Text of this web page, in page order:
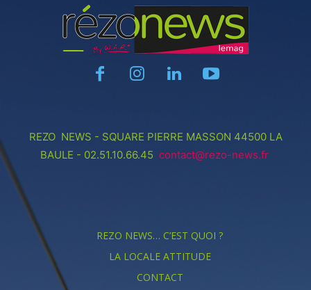
REZO NEWS - SQUARE PIERRE MASSON 44500 LA
BAULE - 02.51.10.66.45 contact@rezo-news.fr
REZO NEWS… C’EST QUOI ?
LA LOCALE ATTITUDE
CONTACT